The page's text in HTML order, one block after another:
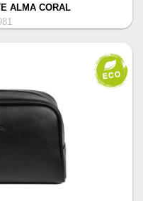
ALMA CORAL